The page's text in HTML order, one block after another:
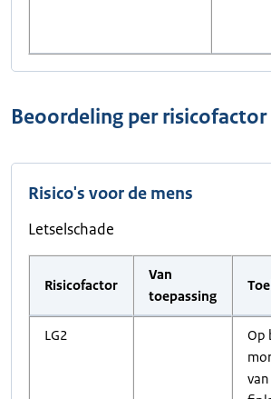
Beoordeling per risicofactor
Risico's voor de mens
Letselschade
Risicofactor
Van
toepassing
LG2
Op